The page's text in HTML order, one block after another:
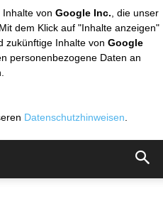
von Google Inc. , die unser
dem Klick auf "Inhalte anzeigen"
zukünftige Inhalte von Google
personenbezogene Daten an
Datenschutzhinweisen